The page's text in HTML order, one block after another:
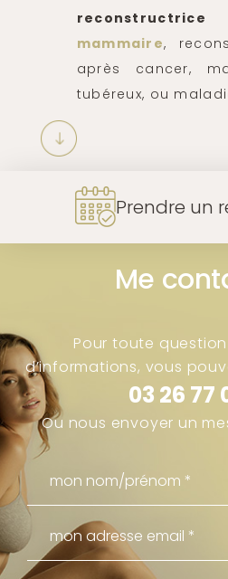
reconstructrice
mammaire,
après cancer,
tubéreux, ou
Prendre un
Me
Pour toute
d’informations, vous
03 26 77
Ou nous envoyer un